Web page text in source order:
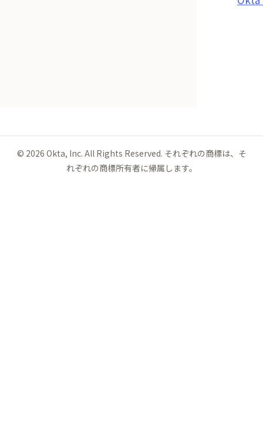
© 2026 Okta, Inc. All Rights Reserved. それぞれの商標は、そ
れぞれの商標所有者に帰属します。